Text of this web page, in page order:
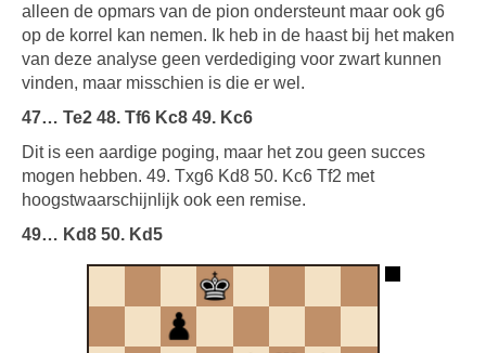
alleen de opmars van de pion ondersteunt maar ook g6
op de korrel kan nemen. Ik heb in de haast bij het maken
van deze analyse geen verdediging voor zwart kunnen
vinden, maar misschien is die er wel.
47… Te2 48. Tf6 Kc8 49. Kc6
Dit is een aardige poging, maar het zou geen succes
mogen hebben. 49. Txg6 Kd8 50. Kc6 Tf2 met
hoogstwaarschijnlijk ook een remise.
49… Kd8 50. Kd5